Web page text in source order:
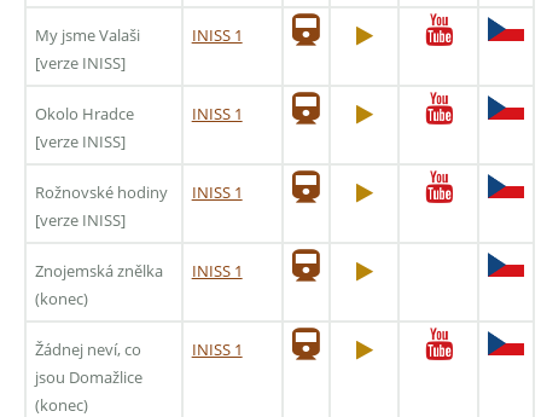
My jsme Valaši
[verze INISS]
INISS 1
Okolo Hradce
[verze INISS]
INISS 1
Rožnovské hodiny
[verze INISS]
INISS 1
Znojemská znělka
(konec)
INISS 1
Žádnej neví, co
jsou Domažlice
(konec)
INISS 1